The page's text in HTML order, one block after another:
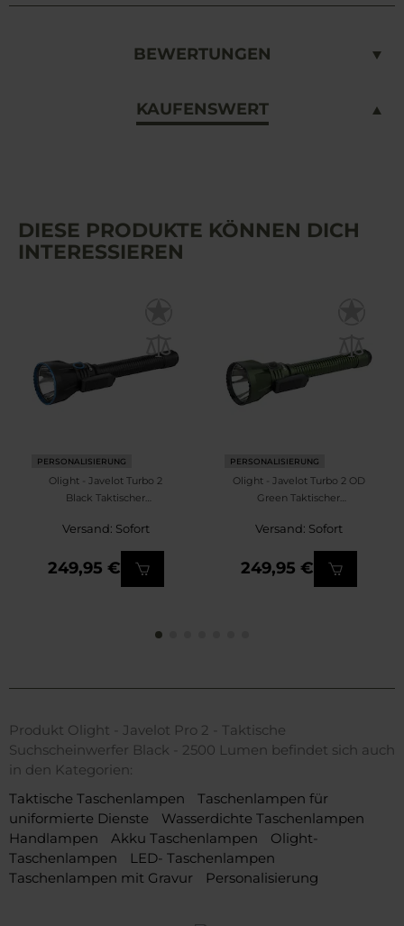
BEWERTUNGEN
KAUFENSWERT
DIESE PRODUKTE KÖNNEN DICH
INTERESSIEREN
PERSONALISIERUNG
Olight - Javelot Turbo 2
Black Taktischer
Lumen
Versand: Sofort
249,95 €
PERSONALISIERUNG
Olight - Javelot Turbo 2 OD
Green Taktischer
Lumen
Versand: Sofort
249,95 €
Produkt Olight - Javelot Pro 2 - Taktische
Suchscheinwerfer Black - 2500 Lumen befindet sich auch
in den Kategorien:
Taktische Taschenlampen
Taschenlampen für
uniformierte Dienste
Wasserdichte Taschenlampen
Handlampen
Akku Taschenlampen
Olight-
Taschenlampen
LED- Taschenlampen
Taschenlampen mit Gravur
Personalisierung